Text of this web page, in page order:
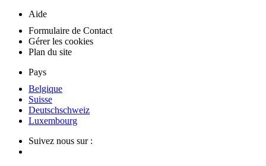
Aide
Formulaire de Contact
Gérer les cookies
Plan du site
Pays
Belgique
Suisse
Deutschschweiz
Luxembourg
Suivez nous sur :